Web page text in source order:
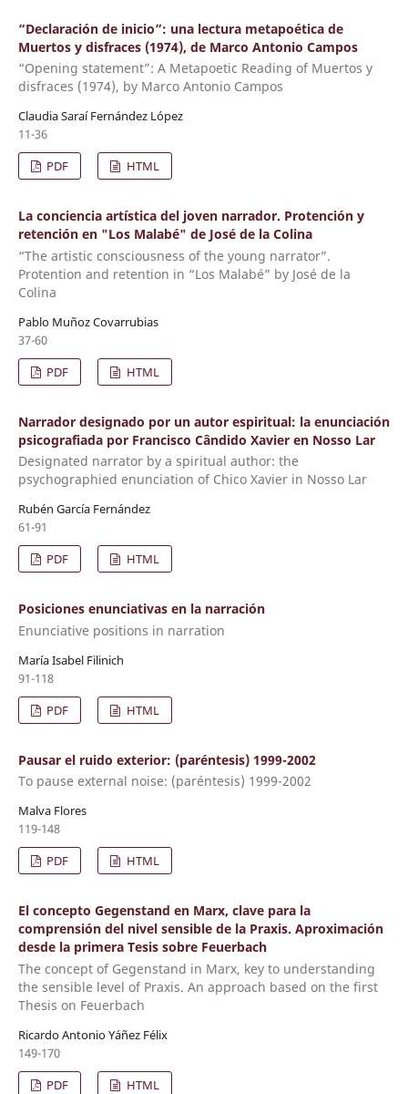
“Declaración de inicio”: una lectura metapoética de
Muertos y disfraces (1974), de Marco Antonio Campos
“Opening statement”: A Metapoetic Reading of Muertos y
disfraces (1974), by Marco Antonio Campos
Claudia Saraí Fernández López
11-36
PDF
HTML
La conciencia artística del joven narrador. Protención y
retención en "Los Malabé" de José de la Colina
“The artistic consciousness of the young narrator”.
Protention and retention in “Los Malabé” by José de la
Colina
Pablo Muñoz Covarrubias
37-60
PDF
HTML
Narrador designado por un autor espiritual: la enunciación
psicografiada por Francisco Cândido Xavier en Nosso Lar
Designated narrator by a spiritual author: the
psychographied enunciation of Chico Xavier in Nosso Lar
Rubén García Fernández
61-91
PDF
HTML
Posiciones enunciativas en la narración
Enunciative positions in narration
María Isabel Filinich
91-118
PDF
HTML
Pausar el ruido exterior: (paréntesis) 1999-2002
To pause external noise: (paréntesis) 1999-2002
Malva Flores
119-148
PDF
HTML
El concepto Gegenstand en Marx, clave para la
comprensión del nivel sensible de la Praxis. Aproximación
desde la primera Tesis sobre Feuerbach
The concept of Gegenstand in Marx, key to understanding
the sensible level of Praxis. An approach based on the first
Thesis on Feuerbach
Ricardo Antonio Yáñez Félix
149-170
PDF
HTML